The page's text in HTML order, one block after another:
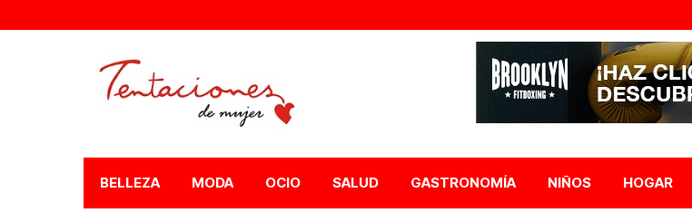
BELLEZA MODA OCIO SALUD GASTRONOMÍA NIÑOS HOGAR